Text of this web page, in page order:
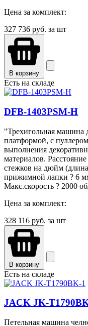
Цена за комплект:
327 736 руб. за шт
В корзину
Есть на складе
DFB-1403PSM-H
"Трехигольная машина
платформой, с
выполнения
материалов.
стежков на дюйм
прижимной лапки ? 6
Макс.скорость ? 2000
Цена за комплект:
328 116 руб. за шт
В корзину
Есть на складе
JACK JK-
Петельная машина